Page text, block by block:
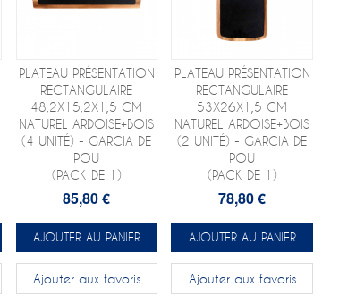
PLATEAU PRÉSENTATION
RECTANGULAIRE
48,2X15,2X1,5 CM
NATUREL ARDOISE+BOIS
(4 UNITÉ) - GARCIA DE
POU
(PACK DE 1)
85,80 €
AJOUTER AU PANIER
Ajouter aux favoris
PLATEAU PRÉSENTATION
RECTANGULAIRE
53X26X1,5 CM
NATUREL ARDOISE+BOIS
(2 UNITÉ) - GARCIA DE
POU
(PACK DE 1)
78,80 €
AJOUTER AU PANIER
Ajouter aux favoris